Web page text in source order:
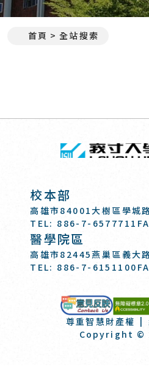
首頁 全站搜索
回
校本部
高雄市84001大樹區學城
TEL: 886-7-6577711
醫學院區
高雄市82445燕巢區義大
TEL: 886-7-6151100
尊重智慧財產權
Copyright ©
意見反